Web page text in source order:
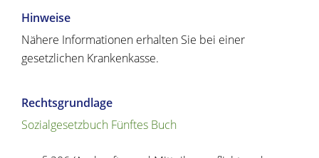
Hinweise
Nähere Informationen erhalten Sie bei einer
gesetzlichen Krankenkasse.
Rechtsgrundlage
Sozialgesetzbuch Fünftes Buch